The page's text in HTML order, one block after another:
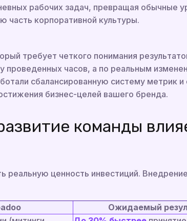
рабочих задач, превращая обычные
часть корпоративной культуры.
требует четкого понимания
проведенных часов, а по реальным
сбалансированную систему метрик
бизнес-целей вашего бренда.
команды
ценность инвестиций.
Ожидаемый